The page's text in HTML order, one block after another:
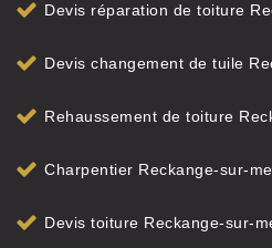
Devis réparation de toiture
Devis changement de tuile
Rehaussement de toiture
Charpentier Reckange-sur-
Devis toiture Reckange-sur-